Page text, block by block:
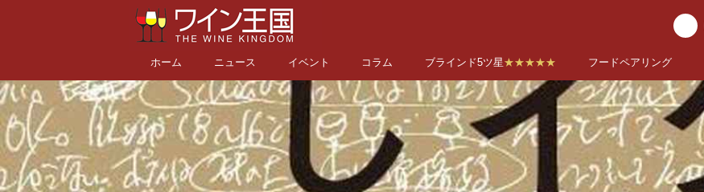
ホーム ニュース イベント コラム ブラインド5ツ星★★★★★ フードペアリング